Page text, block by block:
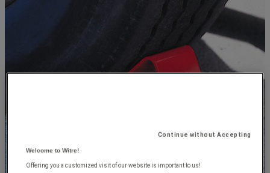
Continue without Accepting
Welcome to Witre!
Offering you a customized visit of our website is important to us!